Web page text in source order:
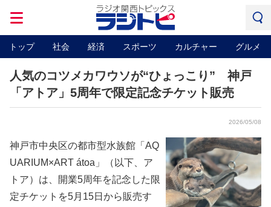
トップ 社会 経済 スポーツ カルチャー グルメ
人気のコツメカワウソが“ひょっこり” 神戸
「アトア」5周年で限定記念チケット販売
2026/05/08
神戸市中央区の都市型水族館「AQ
UARIUM×ART átoa」（以下、ア
トア）は、開業5周年を記念した限
定チケットを5月15日から販売す